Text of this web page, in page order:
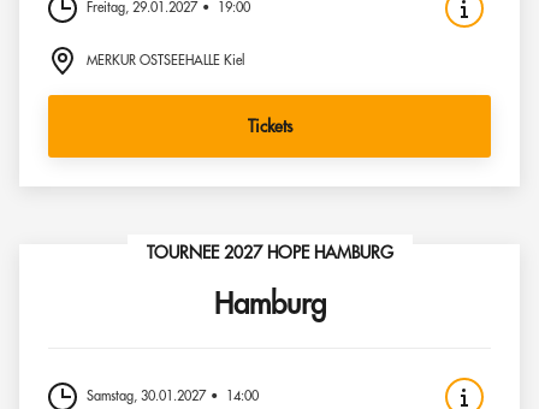
Freitag, 29.01.2027 19:00
MERKUR OSTSEEHALLE Kiel
Tickets
TOURNEE 2027 HOPE HAMBURG
Hamburg
Samstag, 30.01.2027 14:00